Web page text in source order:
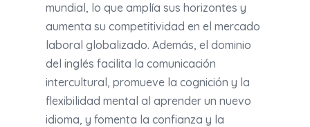
mundial, lo que amplía sus horizontes y
aumenta su competitividad en el mercado
laboral globalizado. Además, el dominio
del inglés facilita la comunicación
intercultural, promueve la cognición y la
flexibilidad mental al aprender un nuevo
idioma, y fomenta la confianza y la